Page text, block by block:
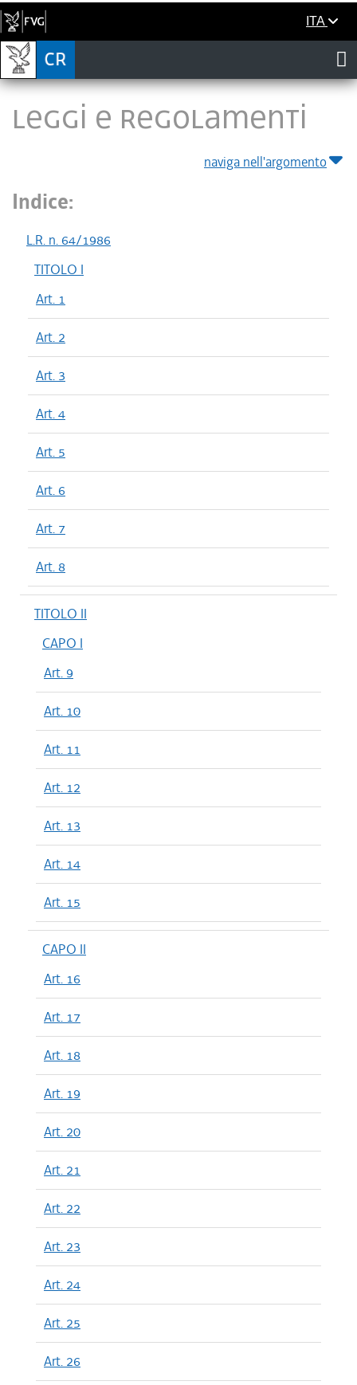
ITA
LEGGI E REGOLAMENTI
naviga nell'argomento
Indice:
L.R. n. 64/1986
TITOLO I
Art. 1
Art. 2
Art. 3
Art. 4
Art. 5
Art. 6
Art. 7
Art. 8
TITOLO II
CAPO I
Art. 9
Art. 10
Art. 11
Art. 12
Art. 13
Art. 14
Art. 15
CAPO II
Art. 16
Art. 17
Art. 18
Art. 19
Art. 20
Art. 21
Art. 22
Art. 23
Art. 24
Art. 25
Art. 26